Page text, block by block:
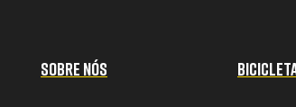
SOBRE NÓS